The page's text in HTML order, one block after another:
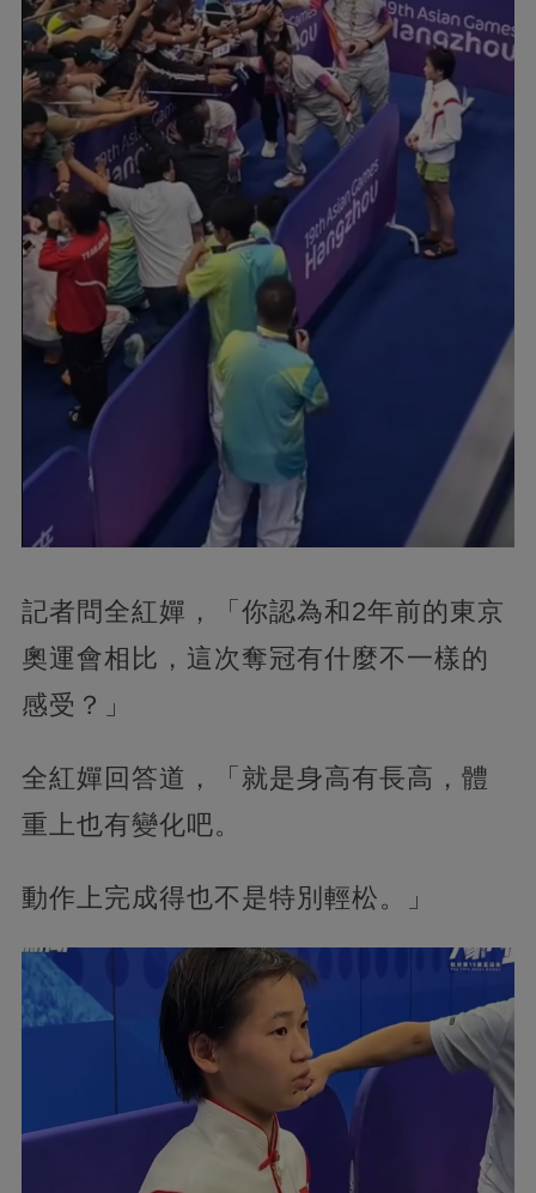
記者問全紅嬋，「你認為和2年前的東京
奧運會相比，這次奪冠有什麼不一樣的
感受？」
全紅嬋回答道，「就是身高有長高，體
重上也有變化吧。
動作上完成得也不是特別輕松。」